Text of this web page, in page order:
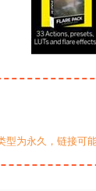
型为永久，链接可